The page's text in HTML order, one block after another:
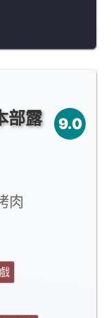
部露
9.0
肉